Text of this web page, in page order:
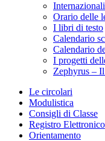
Orario delle
I libri di testo
Calendario
Calendario
I progetti
Zephyrus –
Le circolari
Modulistica
Consigli di Classe
Registro Elettronico
Orientamento